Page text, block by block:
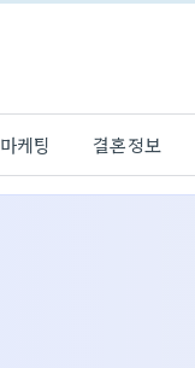
마케팅 결혼정보